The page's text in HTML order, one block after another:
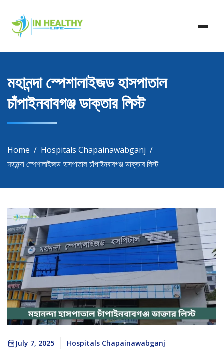
content
In Healthy Life
In Healthy Life, Healthy Life, Health Life, Doctor List,
Doctor Listing
মহানন্দা স্পেশালাইজড হাসপাতাল
চাঁপাইনবাবগঞ্জ ডাক্তার লিস্ট
Home
Hospitals Chapainawabganj
মহানন্দা স্পেশালাইজড হাসপাতাল চাঁপাইনবাবগঞ্জ ডাক্তার লিস্ট
July 7, 2025 Hospitals Chapainawabganj